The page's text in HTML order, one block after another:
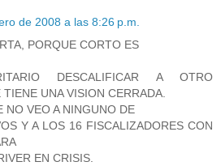
de 2008 a las 8:26 p.m.
PORQUE CORTO ES
DESCALIFICAR A OTRO
UNA VISION CERRADA.
NO VEO A NINGUNO DE
Y A LOS 16 FISCALIZADORES CON
EN CRISIS.